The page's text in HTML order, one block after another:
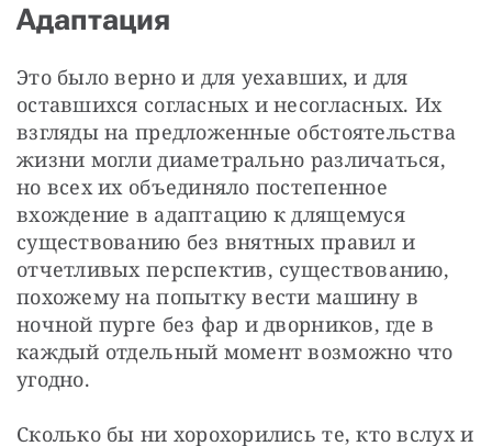
Адаптация
Это было верно и для уехавших, и для
оставшихся согласных и несогласных. Их
взгляды на предложенные обстоятельства
жизни могли диаметрально различаться,
но всех их объединяло постепенное
вхождение в адаптацию к длящемуся
существованию без внятных правил и
отчетливых перспектив, существованию,
похожему на попытку вести машину в
ночной пурге без фар и дворников, где в
каждый отдельный момент возможно что
угодно.
Сколько бы ни хорохорились те, кто вслух и